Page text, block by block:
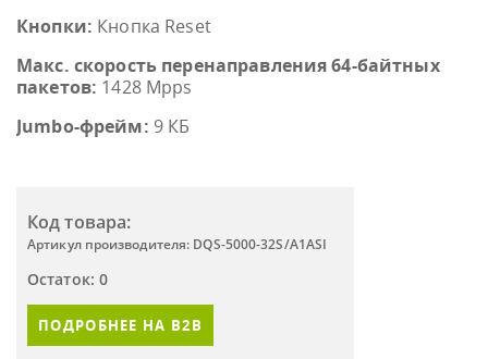
Кнопки: Кнопка Reset
Макс. скорость перенаправления 64-байтных
пакетов: 1428 Mpps
Jumbo-фрейм: 9 КБ
Код товара:
Артикул производителя: DQS-5000-32S/A1ASI
Остаток: 0
ПОДРОБНЕЕ НА B2B